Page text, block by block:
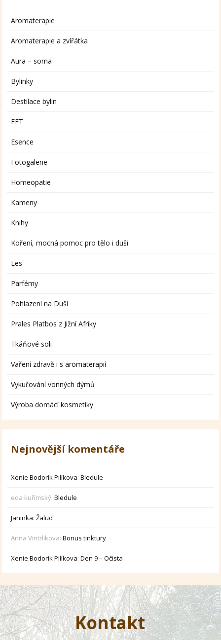
Aromaterapie
Aromaterapie a zvířátka
Aura – soma
Bylinky
Destilace bylin
EFT
Esence
Fotogalerie
Homeopatie
Kameny
Knihy
Koření, mocná pomoc pro tělo i duši
Les
Parfémy
Pohlazení na Duši
Prales Platbos z Jižní Afriky
Tkáňové soli
Vaření zdravě i s aromaterapií
Vykuřování vonných dýmů
Výroba domácí kosmetiky
Nejnovější komentáře
Xenie Bodorík Pilíkova:Bledule
eda kuřímský:Bledule
Janinka:Žalud
Anna Vintrlikova:Bonus tinktury
Xenie Bodorík Pilíkova:Den 9 – Očista
Kontakt